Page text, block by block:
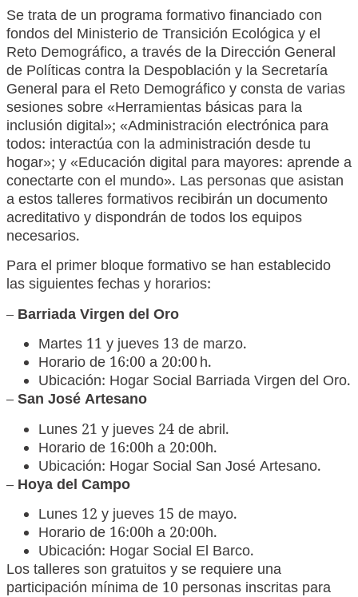
Se trata de un programa formativo financiado con
fondos del Ministerio de Transición Ecológica y el
Reto Demográfico, a través de la Dirección General
de Políticas contra la Despoblación y la Secretaría
General para el Reto Demográfico y consta de varias
sesiones sobre «Herramientas básicas para la
inclusión digital»; «Administración electrónica para
todos: interactúa con la administración desde tu
hogar»; y «Educación digital para mayores: aprende a
conectarte con el mundo». Las personas que asistan
a estos talleres formativos recibirán un documento
acreditativo y dispondrán de todos los equipos
necesarios.
Para el primer bloque formativo se han establecido
las siguientes fechas y horarios:
– Barriada Virgen del Oro
Martes 11 y jueves 13 de marzo.
Horario de 16:00 a 20:00 h.
Ubicación: Hogar Social Barriada Virgen del Oro.
–San José Artesano
Lunes 21 y jueves 24 de abril.
Horario de 16:00h a 20:00h.
Ubicación: Hogar Social San José Artesano.
– Hoya del Campo
Lunes 12 y jueves 15 de mayo.
Horario de 16:00h a 20:00h.
Ubicación: Hogar Social El Barco.
Los talleres son gratuitos y se requiere una
participación mínima de 10 personas inscritas para